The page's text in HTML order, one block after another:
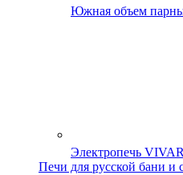
Южная объем
Электропечь
Печи для русской бани и